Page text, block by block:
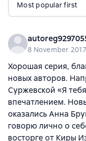
Most popular first
8 November 2017
Хорошая серия,
новых авторов.
Суржевской «Я
впечатлением.
оказались Анна
говорю лично о
восторге от Киры